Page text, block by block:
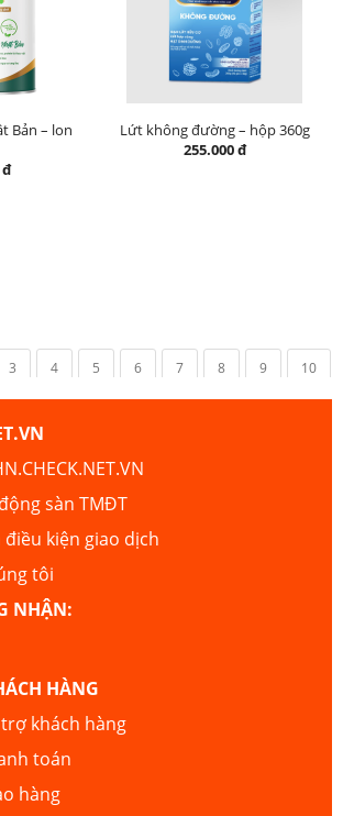
Bản – lon
Lứt không đường – hộp 360g
255.000 đ
3 4 5 6 7 8 9 10
sàn TMĐT
kiện giao dịch
tôi
NHẬN:
HÀNG
khách hàng
toán
hàng